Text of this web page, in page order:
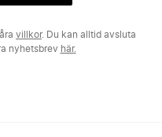
villkor. Du kan alltid avsluta
nyhetsbrev här.